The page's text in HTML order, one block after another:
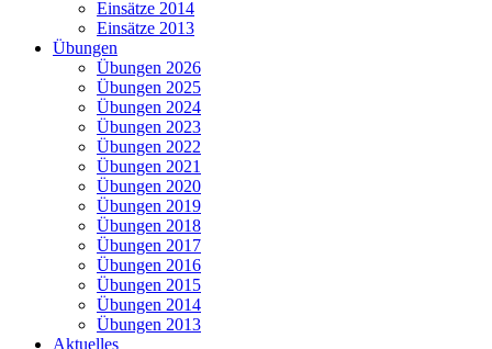
Einsätze 2014
Einsätze 2013
Übungen
Übungen 2026
Übungen 2025
Übungen 2024
Übungen 2023
Übungen 2022
Übungen 2021
Übungen 2020
Übungen 2019
Übungen 2018
Übungen 2017
Übungen 2016
Übungen 2015
Übungen 2014
Übungen 2013
Aktuelles